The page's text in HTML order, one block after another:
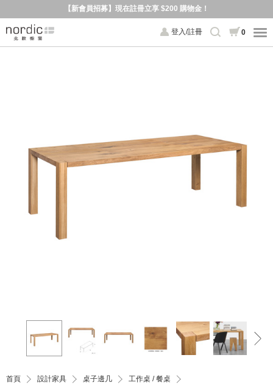
【新會員招募】現在註冊立享 $200 購物金！
登入/註冊 0
首頁 設計家具 桌子邊几
工作桌 / 餐桌